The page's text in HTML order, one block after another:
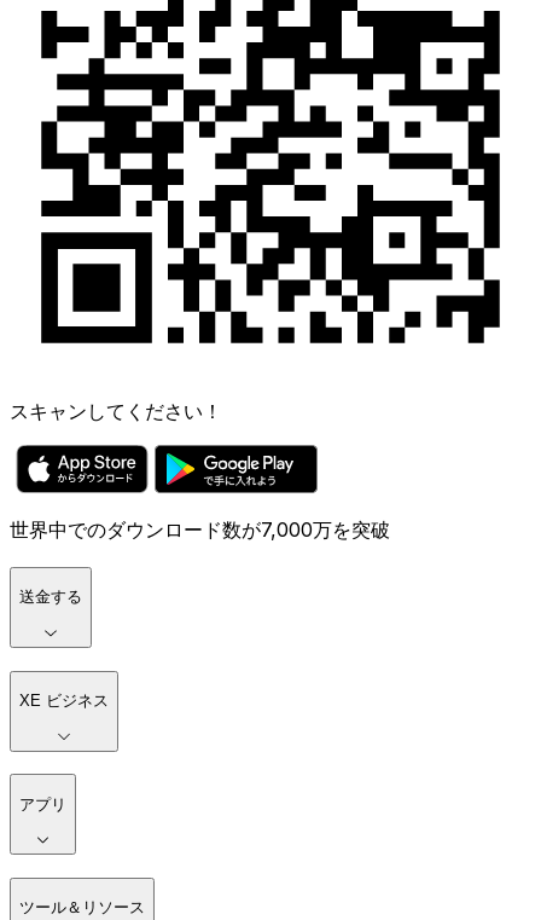
スキャンしてください！
世界中でのダウンロード数が7,000万を突破
送金する
XE ビジネス
アプリ
ツール＆リソース